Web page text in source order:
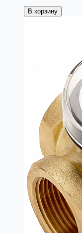
В корзину